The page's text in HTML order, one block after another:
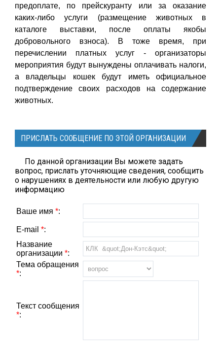
предоплате, по прейскуранту или за оказание
каких-либо услуги (размещение животных в
каталоге выставки, после оплаты якобы
добровольного взноса). В тоже время, при
перечислении платных услуг - организаторы
мероприятия будут вынуждены оплачивать налоги,
а владельцы кошек будут иметь официальное
подтверждение своих расходов на содержание
животных.
ПРИСЛАТЬ СООБЩЕНИЕ ПО ЭТОЙ ОРГАНИЗАЦИИ
По данной организации Вы можете задать
вопрос, прислать уточняющие сведения, сообщить
о нарушениях в деятельности или любую другую
информацию
Ваше имя *:
E-mail *:
Название
организации *:
Тема обращения
*:
Текст сообщения
*: